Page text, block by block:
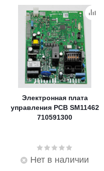
Электронная плата
управления PCB SM11462
710591300
Нет в наличии